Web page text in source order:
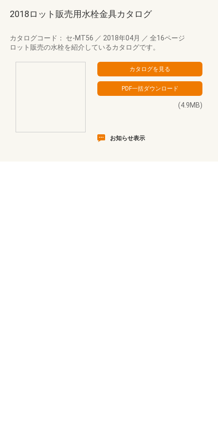
2018ロット販売用水栓金具カタログ
カタログコード： セ-MT56 ／ 2018年04月 ／ 全16ページ
ロット販売の水栓を紹介しているカタログです。
(4.9MB)
お知らせ表示